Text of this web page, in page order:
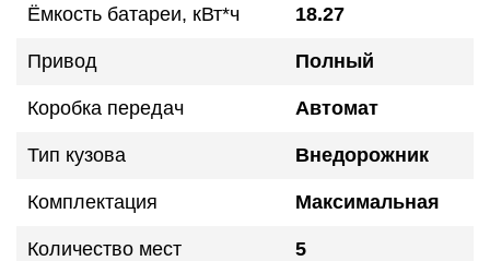
Ёмкость батареи, кВт*ч 18.27
Привод Полный
Коробка передач Автомат
Тип кузова Внедорожник
Комплектация Максимальная
Количество мест 5